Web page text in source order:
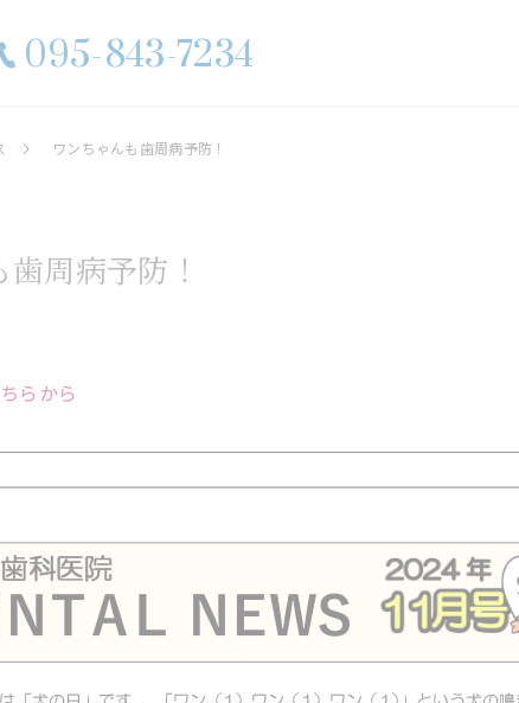
095-843-7234
口腔外科
イトニング
ワンちゃんも歯周病予防！
周病予防！
らから